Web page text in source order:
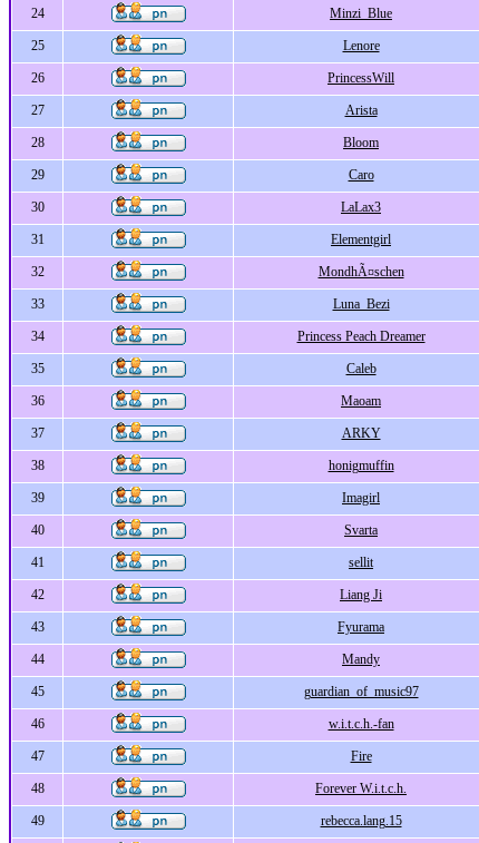
24 Minzi_Blue
25 Lenore
26 PrincessWill
27 Arista
28 Bloom
29 Caro
30 LaLax3
31 Elementgirl
32 MondhÃ¤schen
33 Luna_Bezi
34 Princess Peach Dreamer
35 Caleb
36 Maoam
37 ARKY
38 honigmuffin
39 Imagirl
40 Svarta
41 sellit
42 Liang Ji
43 Fyurama
44 Mandy
45 guardian_of_music97
46 w.i.t.c.h.-fan
47 Fire
48 Forever W.i.t.c.h.
49 rebecca.lang.15